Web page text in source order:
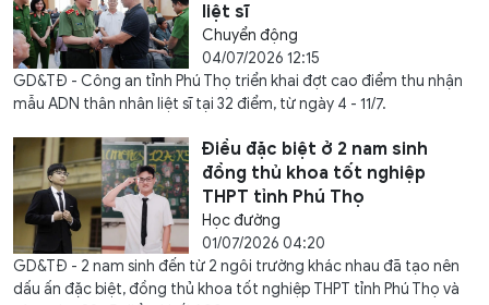
liệt sĩ
Chuyển động
04/07/2026 12:15
GD&TĐ - Công an tỉnh Phú Thọ triển khai đợt cao điểm thu nhận
mẫu ADN thân nhân liệt sĩ tại 32 điểm, từ ngày 4 - 11/7.
Điều đặc biệt ở 2 nam sinh
đồng thủ khoa tốt nghiệp
THPT tỉnh Phú Thọ
Học đường
01/07/2026 04:20
GD&TĐ - 2 nam sinh đến từ 2 ngôi trường khác nhau đã tạo nên
dấu ấn đặc biệt, đồng thủ khoa tốt nghiệp THPT tỉnh Phú Thọ và